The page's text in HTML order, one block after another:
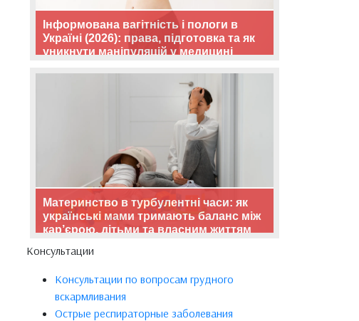
Інформована вагітність і пологи в
Україні (2026): права, підготовка та як
уникнути маніпуляцій у медицині
Материнство в турбулентні часи: як
українські мами тримають баланс між
кар’єрою, дітьми та власним життям
Консультации
Консультации по вопросам грудного
вскармливания
Острые респираторные заболевания